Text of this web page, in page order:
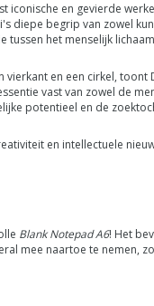
iconische en gevierde
diepe begrip van zowel
het menselijk
en een cirkel, toont
vast van zowel de
potentieel en de
en intellectuele
Blank Notepad A6! Het
mee naartoe te nemen,